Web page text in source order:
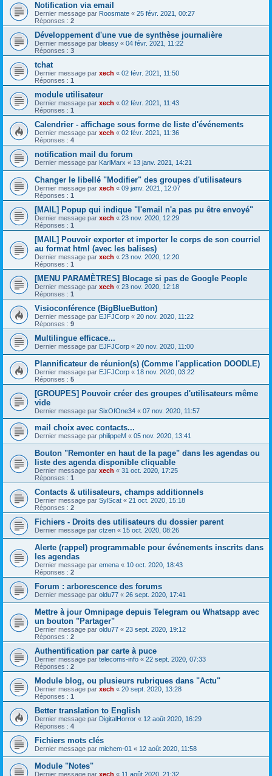
Notification via email
Dernier message par Roosmate « 25 févr. 2021, 00:27
Réponses : 2
Développement d'une vue de synthèse journalière
Dernier message par bleasy « 04 févr. 2021, 11:22
Réponses : 3
tchat
Dernier message par xech « 02 févr. 2021, 11:50
Réponses : 1
module utilisateur
Dernier message par xech « 02 févr. 2021, 11:43
Réponses : 1
Calendrier - affichage sous forme de liste d'événements
Dernier message par xech « 02 févr. 2021, 11:36
Réponses : 4
notification mail du forum
Dernier message par KarlMarx « 13 janv. 2021, 14:21
Changer le libellé "Modifier" des groupes d'utilisateurs
Dernier message par xech « 09 janv. 2021, 12:07
Réponses : 1
[MAIL] Popup qui indique "l'email n'a pas pu être envoyé"
Dernier message par xech « 23 nov. 2020, 12:29
Réponses : 1
[MAIL] Pouvoir exporter et importer le corps de son courriel
au format html (avec les balises)
Dernier message par xech « 23 nov. 2020, 12:20
Réponses : 1
[MENU PARAMÈTRES] Blocage si pas de Google People
Dernier message par xech « 23 nov. 2020, 12:18
Réponses : 1
Visioconférence (BigBlueButton)
Dernier message par EJFJCorp « 20 nov. 2020, 11:22
Réponses : 9
Multilingue efficace...
Dernier message par EJFJCorp « 20 nov. 2020, 11:00
Plannificateur de réunion(s) (Comme l'application DOODLE)
Dernier message par EJFJCorp « 18 nov. 2020, 03:22
Réponses : 5
[GROUPES] Pouvoir créer des groupes d'utilisateurs même
vide
Dernier message par SixOfOne34 « 07 nov. 2020, 11:57
mail choix avec contacts...
Dernier message par philippeM « 05 nov. 2020, 13:41
Bouton "Remonter en haut de la page" dans les agendas ou
liste des agenda disponible cliquable
Dernier message par xech « 31 oct. 2020, 17:25
Réponses : 1
Contacts & utilisateurs, champs additionnels
Dernier message par SylScat « 21 oct. 2020, 15:18
Réponses : 2
Fichiers - Droits des utilisateurs du dossier parent
Dernier message par ctzen « 15 oct. 2020, 08:26
Alerte (rappel) programmable pour événements inscrits dans
les agendas
Dernier message par emena « 10 oct. 2020, 18:43
Réponses : 2
Forum : arborescence des forums
Dernier message par oldu77 « 26 sept. 2020, 17:41
Mettre à jour Omnipage depuis Telegram ou Whatsapp avec
un bouton "Partager"
Dernier message par oldu77 « 23 sept. 2020, 19:12
Réponses : 2
Authentification par carte à puce
Dernier message par telecoms-info « 22 sept. 2020, 07:33
Réponses : 2
Module blog, ou plusieurs rubriques dans "Actu"
Dernier message par xech « 20 sept. 2020, 13:28
Réponses : 1
Better translation to English
Dernier message par DigitalHorror « 12 août 2020, 16:29
Réponses : 4
Fichiers mots clés
Dernier message par michem-01 « 12 août 2020, 11:58
Module "Notes"
Dernier message par xech « 11 août 2020, 21:32